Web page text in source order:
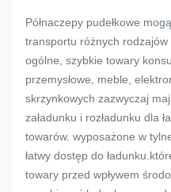
Półnaczepy pudełkowe
transportu różnych rodzajów
ogólne, szybkie towary
przemysłowe, meble,
skrzynkowych zazwyczaj
załadunku i rozładunku dla
towarów. wyposażone w
łatwy dostęp do
towary przed wpływem